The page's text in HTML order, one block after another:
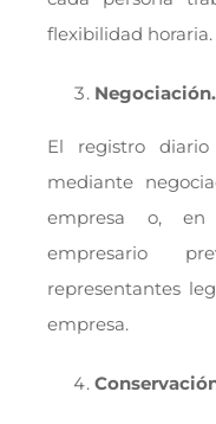
flexibilidad horaria.
Negociación.
El registro
mediante
empresa o,
empresario
representantes
empresa.